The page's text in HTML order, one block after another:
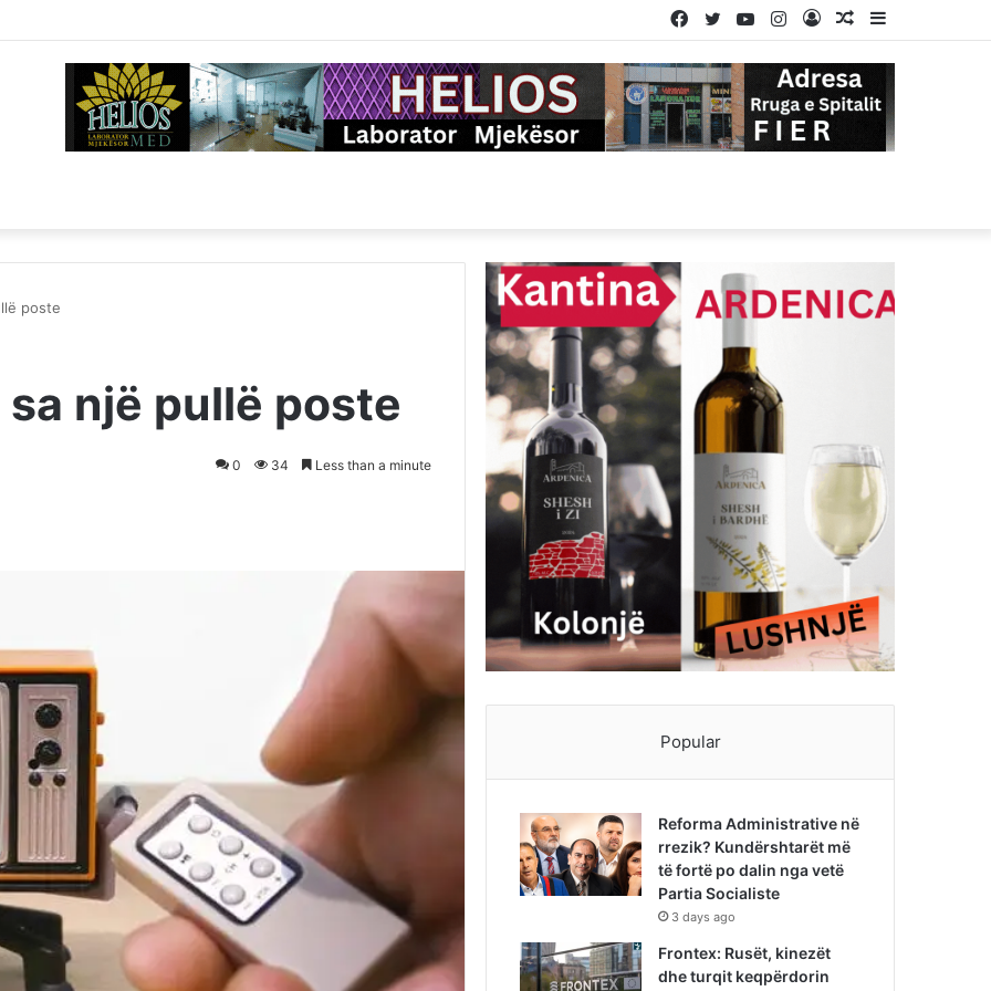
Sidebar
Random
Log
Instagram
YouTube
Twitter
Facebook
poste
një pullë poste
0 34 Less than a minute
Popular
Reforma Administrative në
rrezik? Kundërshtarët më
të fortë po dalin nga vetë
Partia Socialiste
3 days ago
Frontex: Rusët, kinezët
dhe turqit keqpërdorin